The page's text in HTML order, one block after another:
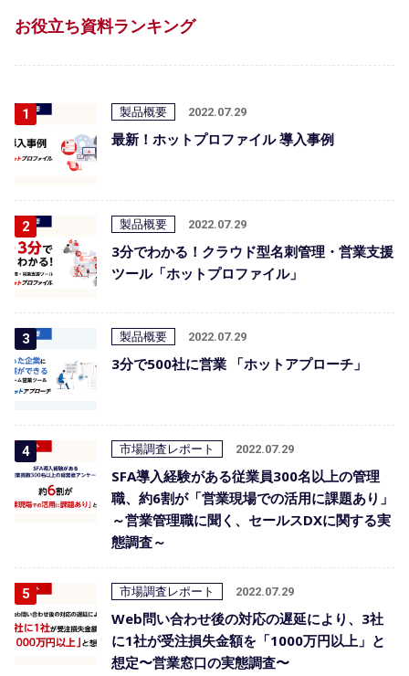
お役立ち資料ランキング
製品概要 2022.07.29
最新！ホットプロファイル 導入事例
製品概要 2022.07.29
3分でわかる！クラウド型名刺管理・営業支援
ツール「ホットプロファイル」
製品概要 2022.07.29
3分で500社に営業 「ホットアプローチ」
市場調査レポート 2022.07.29
SFA導入経験がある従業員300名以上の管理
職、約6割が「営業現場での活用に課題あり」
～営業管理職に聞く、セールスDXに関する実
態調査～
市場調査レポート 2022.07.29
Web問い合わせ後の対応の遅延により、3社
に1社が受注損失金額を「1000万円以上」と
想定〜営業窓口の実態調査〜